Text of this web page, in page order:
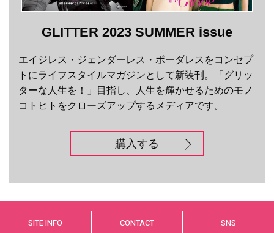
GLITTER 2023 SUMMER issue
エイジレス・ジェンダーレス・ボーダレスをコンセプ
トにライフスタイルマガジンとして新装刊。「グリッ
ターな人生を！」目指し、人生を輝かせるためのモノ
コトヒトをクローズアップするメディアです。
購入する
SITE INFO CONTACT SNS